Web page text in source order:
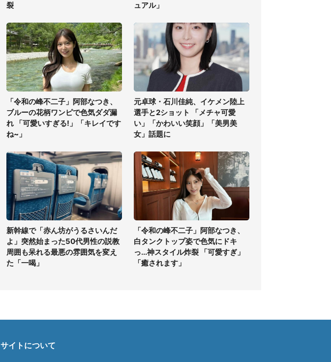
裂
ュアル」
「令和の峰不二子」阿部なつき、
ブルーの花柄ワンピで色気ダダ漏
れ 「可愛いすぎる!」「キレイです
ね~」
元卓球・石川佳純、イケメン陸上
選手と2ショット 「メチャ可愛
い」「かわいい笑顔」「美男美
女」話題に
新幹線で「赤ん坊がうるさいんだ
よ」突然始まった50代男性の説教
周囲も呆れる最悪の雰囲気を変え
た「一喝」
「令和の峰不二子」阿部なつき、
白タンクトップ姿で色気にドキ
っ...神スタイル炸裂 「可愛すぎ」
「癒されます」
サイトについて